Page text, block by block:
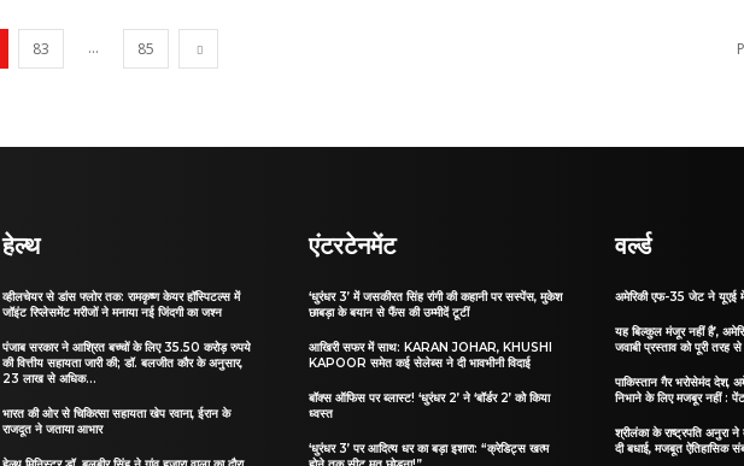
83 ... 85
हेल्थ
व्हीलचेयर से डांस फ्लोर तक: रामकृष्ण केयर हॉस्पिटल्स में
जॉइंट रिप्लेसमेंट मरीजों ने मनाया नई जिंदगी का जश्न
पंजाब सरकार ने आश्रित बच्चों के लिए 35.50 करोड़ रुपये
की वित्तीय सहायता जारी की; डॉ. बलजीत कौर के अनुसार,
23 लाख से अधिक...
भारत की ओर से चिकित्सा सहायता खेप रवाना, ईरान के
राजदूत ने जताया आभार
एंटरटेनमेंट
‘धुरंधर 3’ में जसकीरत सिंह रांगी की कहानी पर सस्पेंस, मुकेश
छाबड़ा के बयान से फैंस की उम्मीदें टूटीं
आखिरी सफर में साथ: KARAN JOHAR, KHUSHI
KAPOOR समेत कई सेलेब्स ने दी भावभीनी विदाई
बॉक्स ऑफिस पर ब्लास्ट! ‘धुरंधर 2’ ने ‘बॉर्डर 2’ को किया
ध्वस्त
‘धुरंधर 3’ पर आदित्य धर का बड़ा इशारा: “क्रेडिट्स खत्म
वर्ल्ड
अमेरिकी एफ-35 जेट ने यूएई
यह बिल्कुल मंजूर नहीं है’,
जवाबी प्रस्ताव को पूरी तरह से
पाकिस्तान गैर भरोसेमंद देश,
निभाने के लिए मजबूर नहीं :
श्रीलंका के राष्ट्रपति अनुरा
दी बधाई, मजबूत ऐतिहासिक